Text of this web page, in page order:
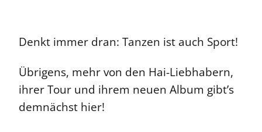
Denkt immer dran: Tanzen ist auch Sport!
Übrigens, mehr von den Hai-Liebhabern,
ihrer Tour und ihrem neuen Album gibt’s
demnächst hier!